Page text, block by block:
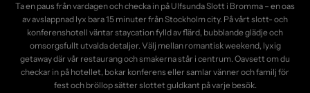
Ta en paus från vardagen och checka in på Ulfsunda Slott i Bromma – en oas
av avslappnad lyx bara 15 minuter från Stockholm city. På vårt slott- och
konferenshotell väntar staycation fylld av flärd, bubblande glädje och
omsorgsfullt utvalda detaljer. Välj mellan romantisk weekend, lyxig
getaway där vår restaurang och smakerna står i centrum. Oavsett om du
checkar in på hotellet, bokar konferens eller samlar vänner och familj för
fest och bröllop sätter slottet guldkant på varje besök.